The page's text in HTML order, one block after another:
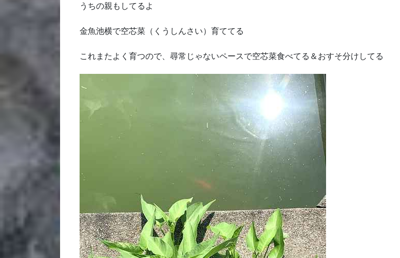
うちの親もしてるよ
金魚池横で空芯菜（くうしんさい）育ててる
これまたよく育つので、尋常じゃないペースで空芯菜食べてる＆おすそ分けしてる